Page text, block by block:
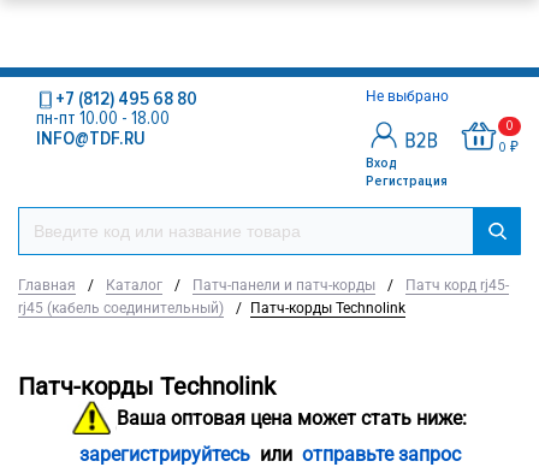
Не выбрано
Вход
Регистрация
0
0 ₽
+7 (812) 495 68 80
пн-пт 10.00 - 18.00
INFO@TDF.RU
Главная / Каталог / Патч-панели и патч-корды /
Патч корд rj45-
rj45 (кабель соединительный)
/ Патч-корды Technolink
Патч-корды Technolink
Ваша оптовая цена может стать ниже:
зарегистрируйтесьили отправьте запрос